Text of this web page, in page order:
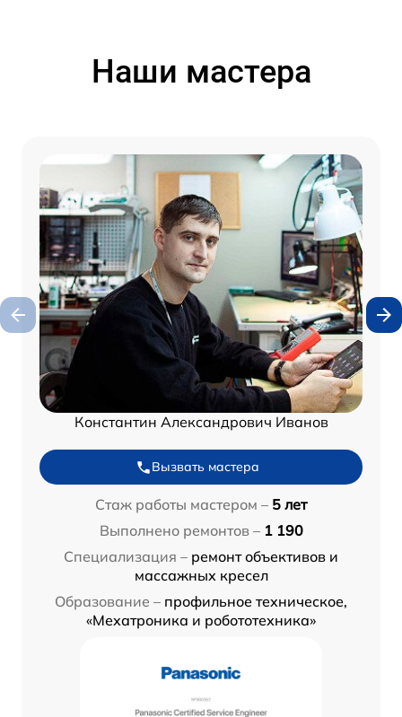
Наши мастера
Константин Александрович Иванов
Вызвать мастера
Стаж работы мастером – 5 лет
Выполнено ремонтов – 1 190
Специализация – ремонт объективов и
массажных кресел
Образование – профильное техническое,
«Мехатроника и робототехника»